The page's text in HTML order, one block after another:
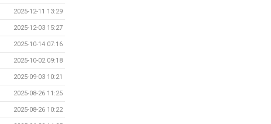
2025-12-11 13:29
2025-12-03 15:27
2025-10-14 07:16
2025-10-02 09:18
2025-09-03 10:21
2025-08-26 11:25
2025-08-26 10:22